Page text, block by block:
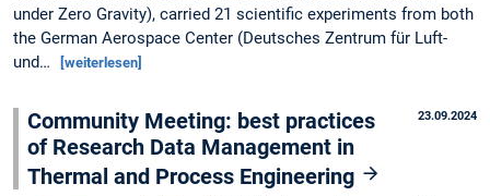
under Zero Gravity), carried 21 scientific experiments from both
the German Aerospace Center (Deutsches Zentrum für Luft-
und…
[weiterlesen]
23.09.2024
Community Meeting: best practices
of Research Data Management in
Thermal and Process Engineering